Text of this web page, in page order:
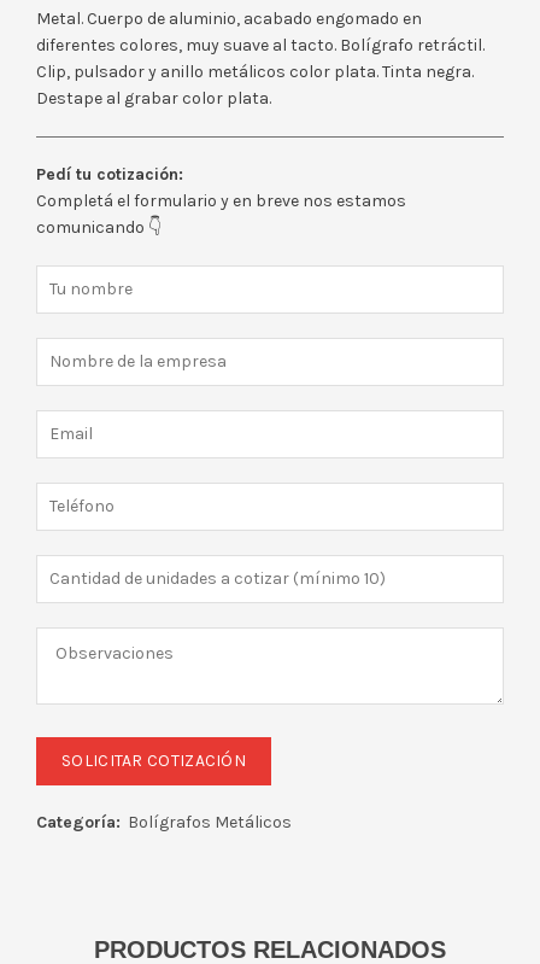
Metal. Cuerpo de aluminio, acabado engomado en
diferentes colores, muy suave al tacto. Bolígrafo retráctil.
Clip, pulsador y anillo metálicos color plata. Tinta negra.
Destape al grabar color plata.
Pedí tu cotización:
Completá el formulario y en breve nos estamos
comunicando 👇
Categoría: Bolígrafos Metálicos
PRODUCTOS RELACIONADOS